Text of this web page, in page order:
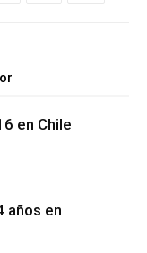
en Chile
años en